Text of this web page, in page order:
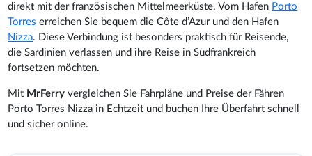
direkt mit der französischen Mittelmeerküste. Vom Hafen Porto
Torres erreichen Sie bequem die Côte d’Azur und den Hafen
Nizza. Diese Verbindung ist besonders praktisch für Reisende,
die Sardinien verlassen und ihre Reise in Südfrankreich
fortsetzen möchten.
Mit MrFerry vergleichen Sie Fahrpläne und Preise der Fähren
Porto Torres Nizza in Echtzeit und buchen Ihre Überfahrt schnell
und sicher online.